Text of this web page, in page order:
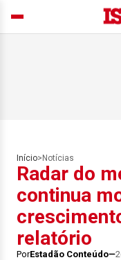
Início> Notícias
Radar do
continua
relatório
PorEstadão Conteúdo